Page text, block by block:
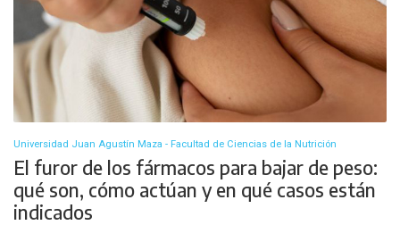
Universidad Juan Agustín Maza - Facultad de Ciencias de la Nutrición
El furor de los fármacos para bajar de peso:
qué son, cómo actúan y en qué casos están
indicados